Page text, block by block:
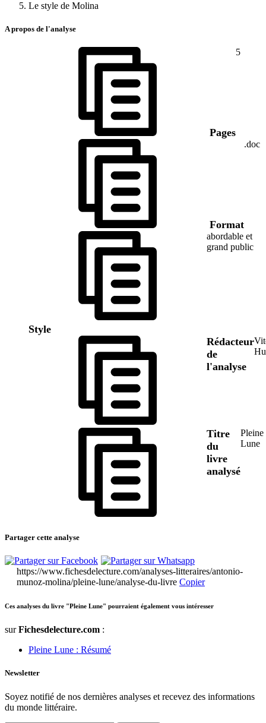
Le style de Molina
A propos de l'analyse
Pages
5
Format
.doc
Style
abordable et
grand public
Rédacteur
de
l'analyse
Titre
du
livre
analysé
Pleine
Lune
Partager cette analyse
https://www.fichesdelecture.com/analyses-litteraires/antonio-
munoz-molina/pleine-lune/analyse-du-livre Copier
Ces analyses du livre "Pleine Lune" pourraient également vous intéresser
surFichesdelecture.com :
Pleine Lune : Résumé
Newsletter
Soyez notifié de nos dernières analyses et recevez des informations
du monde littéraire.